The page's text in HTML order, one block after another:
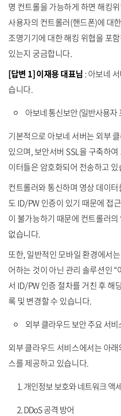
명 컨트롤을 가능하게 하면 해킹
사용자의 컨트롤러(핸드폰)에 대
조명기기에 대한 해킹 위협을 포
있는지 궁금합니다.
[답변 1] 이재용 대표님 : 아보네
습니다.
아보네 통신보안 (일반사용자
기본적으로 아보네 서버는 외부
있으며, 보안서버 SSL을 구축하
이터들은 암호화되어 전송하고
컨트롤러와 통신하며 영상 데이
도 ID/PW 인증이 있기 때문에 접
이 불가능하기 때문에 컨트롤러
없습니다.
또한, 일반적인 모바일 환경에서
어하는 것이 아닌 관리 솔루션인
서 ID/PW 인증 절차를 거친 후 해
록 및 변경할 수 있습니다.
외부 클라우드 보안 주요 서비
외부 클라우드 서비스에서는 아
스를 제공하고 있습니다.
개인정보 보호와 네트워크 액
DDoS 공격 방어